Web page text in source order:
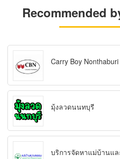
Recommended
Carry Boy Nonthaburi
มุ้งลวดนนทบุรี
บริการจัดหาแม่บ้านแล